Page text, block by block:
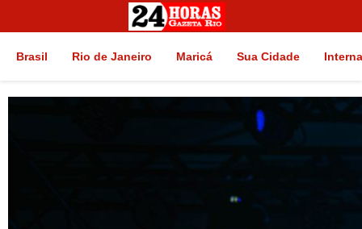
Brasil Rio de Janeiro Maricá Sua Cidade